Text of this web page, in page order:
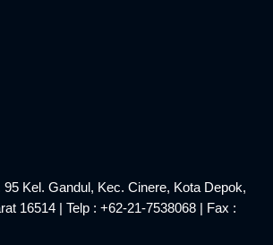
Kel. Gandul, Kec. Cinere, Kota Depok,
16514 | Telp : +62-21-7538068 | Fax :